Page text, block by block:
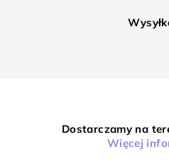
Dostarczamy na
Więcej